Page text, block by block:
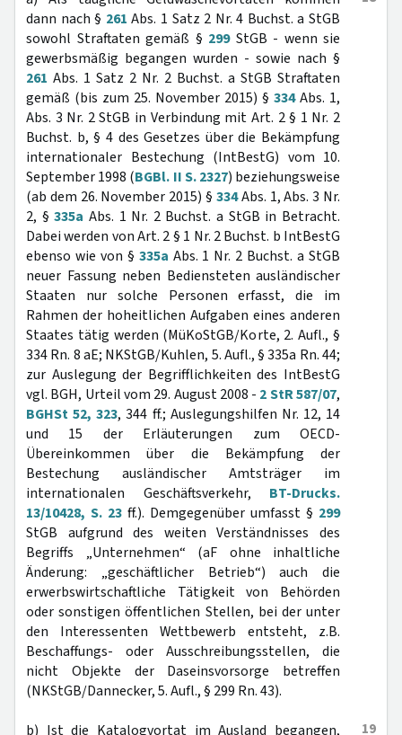
dann nach § 261 Abs. 1 Satz 2 Nr. 4 Buchst. a StGB
sowohl Straftaten gemäß § 299StGB - wenn sie
gewerbsmäßig begangen wurden - sowie nach §
261 Abs. 1 Satz 2 Nr. 2 Buchst. a StGB Straftaten
gemäß (bis zum 25. November 2015) § 334Abs. 1,
Abs. 3 Nr. 2 StGB in Verbindung mit Art. 2 § 1 Nr. 2
Buchst. b, § 4 des Gesetzes über die Bekämpfung
internationaler Bestechung (IntBestG) vom 10.
September 1998 (BGBl. II S. 2327) beziehungsweise
(ab dem 26. November 2015) § 334Abs. 1, Abs. 3 Nr.
2, §335a Abs. 1 Nr. 2 Buchst. a StGB in Betracht.
Dabei werden von Art. 2 § 1 Nr. 2 Buchst. b IntBestG
ebenso wie von § 335a Abs. 1 Nr. 2 Buchst. a StGB
neuer Fassung neben Bediensteten ausländischer
Staaten nur solche Personen erfasst, die im
Rahmen der hoheitlichen Aufgaben eines anderen
Staates tätig werden (MüKoStGB/Korte, 2. Aufl., §
334 Rn. 8 aE; NKStGB/Kuhlen, 5. Aufl., § 335a Rn. 44;
zur Auslegung der Begrifflichkeiten des IntBestG
vgl. BGH, Urteil vom 29. August 2008 - 2 StR 587/07,
BGHSt 52, 323, 344 ff.; Auslegungshilfen Nr. 12, 14
und 15 der Erläuterungen zum OECD-
Übereinkommen über die Bekämpfung der
Bestechung ausländischer Amtsträger im
internationalen Geschäftsverkehr, BT-Drucks.
13/10428, S. 23 ff.). Demgegenüber umfasst § 299
StGB aufgrund des weiten Verständnisses des
Begriffs „Unternehmen“ (aF ohne inhaltliche
Änderung: „geschäftlicher Betrieb“) auch die
erwerbswirtschaftliche Tätigkeit von Behörden
oder sonstigen öffentlichen Stellen, bei der unter
den Interessenten Wettbewerb entsteht, z.B.
Beschaffungs- oder Ausschreibungsstellen, die
nicht Objekte der Daseinsvorsorge betreffen
(NKStGB/Dannecker, 5. Aufl., § 299 Rn. 43).
19
b) Ist die Katalogvortat im Ausland begangen,